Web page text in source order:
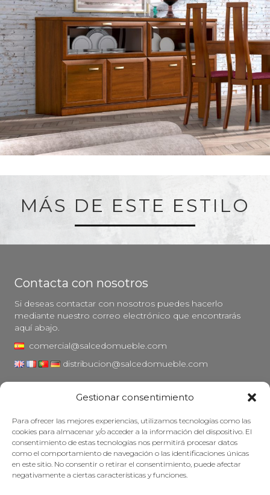
Gestionar consentimiento
Para ofrecer las mejores experiencias, utilizamos tecnologías como las
cookies para almacenar y/o acceder a la información del dispositivo. El
consentimiento de estas tecnologías nos permitirá procesar datos
como el comportamiento de navegación o las identificaciones únicas
en este sitio. No consentir o retirar el consentimiento, puede afectar
negativamente a ciertas características y funciones.
MÁS DE ESTE ESTILO
Contacta con nosotros
Si deseas contactar con nosotros puedes hacerlo
mediante nuestro correo electrónico que encontrarás
aquí abajo.
comercial@salcedomueble.com
distribucion@salcedomueble.com
Aviso legal
Política de privacidad
Política de cookies
Mantener su mueble